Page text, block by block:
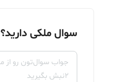
سوال ملکی دارید؟